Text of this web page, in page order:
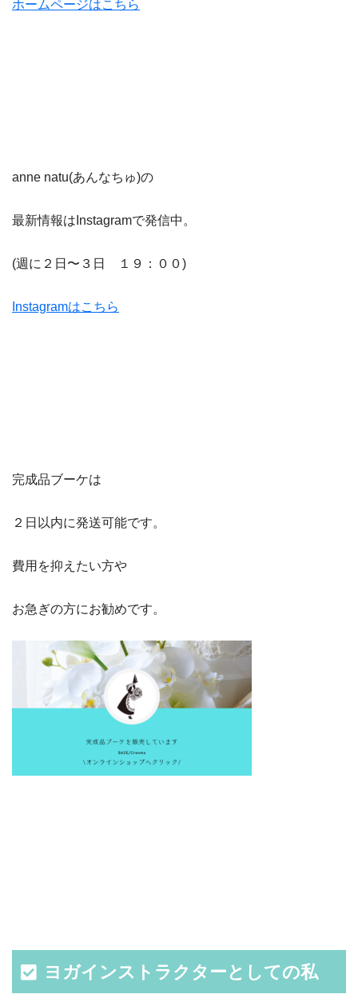
ホームページはこちら
anne natu(あんなちゅ)の
最新情報はInstagramで発信中。
(週に２日〜３日 １９：００)
Instagramはこちら
完成品ブーケは
２日以内に発送可能です。
費用を抑えたい方や
お急ぎの方にお勧めです。
ヨガインストラクターとしての私